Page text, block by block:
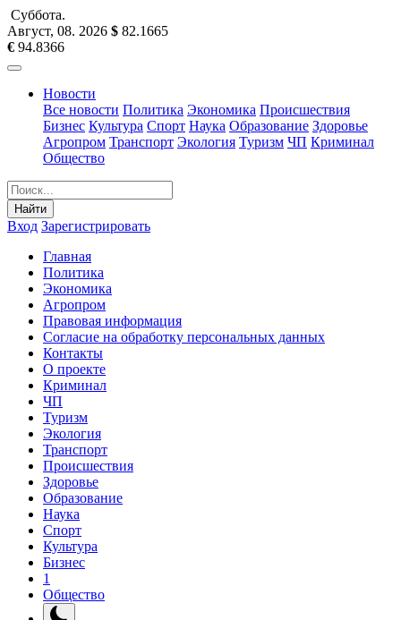
Суббота.
Август, 08. 2026 $ 82.1665
€ 94.8366
Новости
Все новости Политика Экономика Происшествия
Бизнес Культура Спорт Наука Образование Здоровье
Агропром Транспорт Экология Туризм ЧП Криминал
Общество
Найти
Вход Зарегистрировать
Главная
Политика
Экономика
Агропром
Правовая информация
Согласие на обработку персональных данных
Контакты
О проекте
Криминал
ЧП
Туризм
Экология
Транспорт
Происшествия
Здоровье
Образование
Наука
Спорт
Культура
Бизнес
1
Общество